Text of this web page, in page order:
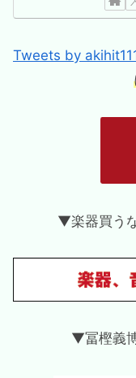
Tweets by
▼楽器買う
▼冨樫義